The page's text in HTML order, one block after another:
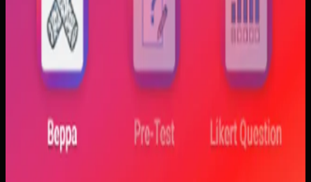
Trajectfika
Sebelumnya
Mahasiswa sering kesulitan menghubungkan persamaan
matematis dengan perilaku fisik yang sebenarnya,
konsisten. Materi yang hanya tampil statis juga membuat
konsep perubahan fase dan perilaku sistem sulit
dibayangkan.